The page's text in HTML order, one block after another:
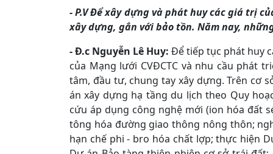
- P.V Để xây dựng và phát huy các giá trị
xây dựng, gắn với bảo tồn. Năm nay,
- Đ.c Nguyễn Lê Huy: Để tiếp tục phát huy
của Mạng lưới CVĐCTC và nhu cầu phát
tâm, đầu tư, chung tay xây dựng. Trên cơ
án xây dựng hạ tầng du lịch theo Quy
cứu áp dụng công nghệ mới (ion hóa đất
tông hóa đường giao thông nông thôn;
hạn chế phi - bro hóa chất lợp; thực hiện